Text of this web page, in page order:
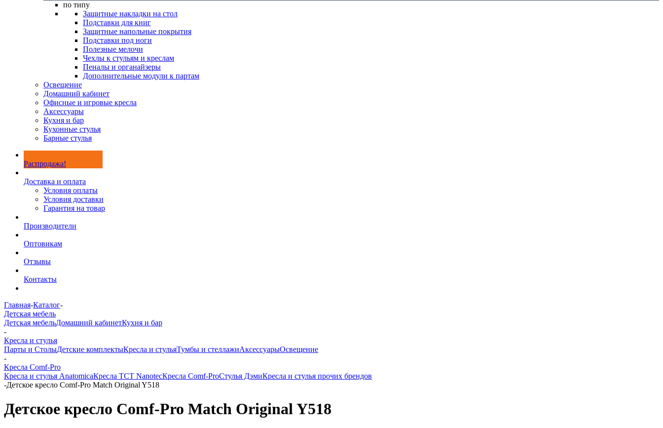
по типу
Защитные накладки на стол
Подставки для книг
Защитные напольные покрытия
Подставки под ноги
Полезные мелочи
Чехлы к стульям и креслам
Пеналы и органайзеры
Дополнительные модули к партам
Освещение
Домашний кабинет
Офисные и игровые кресла
Аксессуары
Кухня и бар
Кухонные стулья
Барные стулья
Распродажа!
Доставка и оплата
Условия оплаты
Условия доставки
Гарантия на товар
Производители
Оптовикам
Отзывы
Контакты
Главная-Каталог-
Детская мебель
Детская мебельДомашний кабинетКухня и бар
-
Кресла и стулья
Парты и СтолыДетские комплектыКресла и стульяТумбы и стеллажиАксессуарыОсвещение
-
Кресла Comf-Pro
Кресла и стулья AnatomicaКресла TCT NanotecКресла Comf-ProСтулья ДэмиКресла и стулья прочих брендов
-Детское кресло Сomf-Pro Match Original Y518
Детское кресло Сomf-Pro Match Original Y518